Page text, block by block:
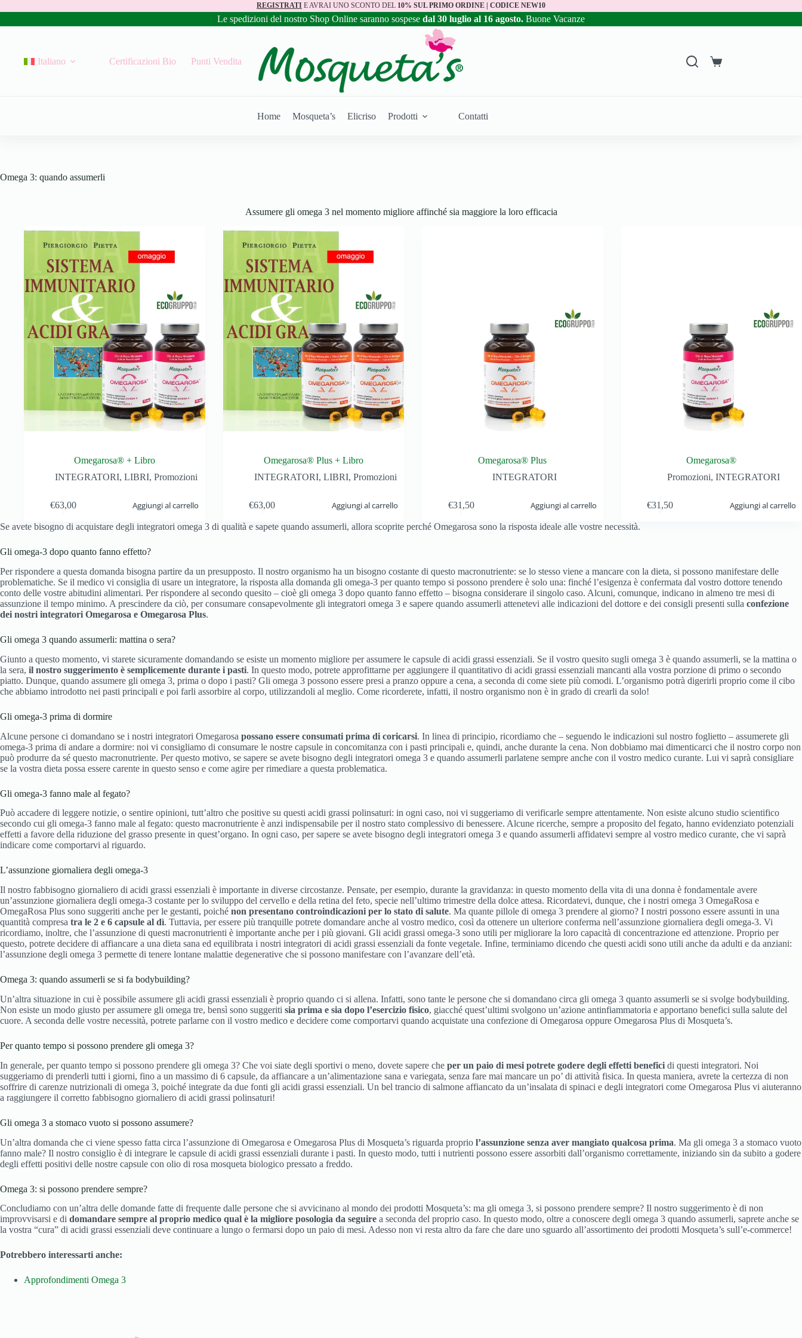
REGISTRATI E AVRAI UNO SCONTO DEL 10% SUL PRIMO ORDINE | CODICE NEW10
Le spedizioni del nostro Shop Online saranno sospese dal 30 luglio al 16 agosto. Buone Vacanze
Italiano Certificazioni Bio Punti Vendita
Home Mosqueta’s Elicriso Prodotti Contatti
Omega 3: quando assumerli
Assumere gli omega 3 nel momento migliore affinché sia maggiore la loro efficacia
Omegarosa® + Libro
INTEGRATORI,LIBRI,Promozioni
€63,00 Aggiungi al carrello
Omegarosa® Plus + Libro
INTEGRATORI, LIBRI, Promozioni
€63,00 Aggiungi al carrello
Omegarosa® Plus
INTEGRATORI
€31,50 Aggiungi al carrello
Omegarosa®
Promozioni, INTEGRATORI
€31,50 Aggiungi al carrello
Se avete bisogno di acquistare degli integratori omega 3 di qualità e sapete quando assumerli, allora scoprite perché Omegarosa sono la risposta ideale alle vostre necessità.
Gli omega-3 dopo quanto fanno effetto?
Per rispondere a questa domanda bisogna partire da un presupposto. Il nostro organismo ha un bisogno costante di questo macronutriente: se lo stesso viene a mancare con la dieta, si possono manifestare delle
problematiche. Se il medico vi consiglia di usare un integratore, la risposta alla domanda gli omega-3 per quanto tempo si possono prendere è solo una: finché l’esigenza è confermata dal vostro dottore tenendo
conto delle vostre abitudini alimentari. Per rispondere al secondo quesito – cioè gli omega 3 dopo quanto fanno effetto – bisogna considerare il singolo caso. Alcuni, comunque, indicano in almeno tre mesi di
assunzione il tempo minimo. A prescindere da ciò, per consumare consapevolmente gli integratori omega 3 e sapere quando assumerli attenetevi alle indicazioni del dottore e dei consigli presenti sulla confezione
dei nostri integratori Omegarosa e Omegarosa Plus.
Gli omega 3 quando assumerli: mattina o sera?
Giunto a questo momento, vi starete sicuramente domandando se esiste un momento migliore per assumere le capsule di acidi grassi essenziali. Se il vostro quesito sugli omega 3 è quando assumerli, se la mattina o
la sera, il nostro suggerimento è semplicemente durante i pasti. In questo modo, potrete approfittarne per aggiungere il quantitativo di acidi grassi essenziali mancanti alla vostra porzione di primo o secondo
piatto. Dunque, quando assumere gli omega 3, prima o dopo i pasti? Gli omega 3 possono essere presi a pranzo oppure a cena, a seconda di come siete più comodi. L’organismo potrà digerirli proprio come il cibo
che abbiamo introdotto nei pasti principali e poi farli assorbire al corpo, utilizzandoli al meglio. Come ricorderete, infatti, il nostro organismo non è in grado di crearli da solo!
Gli omega-3 prima di dormire
Alcune persone ci domandano se i nostri integratori Omegarosa possano essere consumati prima di coricarsi. In linea di principio, ricordiamo che – seguendo le indicazioni sul nostro foglietto – assumerete gli
omega-3 prima di andare a dormire: noi vi consigliamo di consumare le nostre capsule in concomitanza con i pasti principali e, quindi, anche durante la cena. Non dobbiamo mai dimenticarci che il nostro corpo non
può produrre da sé questo macronutriente. Per questo motivo, se sapere se avete bisogno degli integratori omega 3 e quando assumerli parlatene sempre anche con il vostro medico curante. Lui vi saprà consigliare
se la vostra dieta possa essere carente in questo senso e come agire per rimediare a questa problematica.
Gli omega-3 fanno male al fegato?
Può accadere di leggere notizie, o sentire opinioni, tutt’altro che positive su questi acidi grassi polinsaturi: in ogni caso, noi vi suggeriamo di verificarle sempre attentamente. Non esiste alcuno studio scientifico
secondo cui gli omega-3 fanno male al fegato: questo macronutriente è anzi indispensabile per il nostro stato complessivo di benessere. Alcune ricerche, sempre a proposito del fegato, hanno evidenziato potenziali
effetti a favore della riduzione del grasso presente in quest’organo. In ogni caso, per sapere se avete bisogno degli integratori omega 3 e quando assumerli affidatevi sempre al vostro medico curante, che vi saprà
indicare come comportarvi al riguardo.
L’assunzione giornaliera degli omega-3
Il nostro fabbisogno giornaliero di acidi grassi essenziali è importante in diverse circostanze. Pensate, per esempio, durante la gravidanza: in questo momento della vita di una donna è fondamentale avere
un’assunzione giornaliera degli omega-3 costante per lo sviluppo del cervello e della retina del feto, specie nell’ultimo trimestre della dolce attesa. Ricordatevi, dunque, che i nostri omega 3 OmegaRosa e
OmegaRosa Plus sono suggeriti anche per le gestanti, poiché non presentano controindicazioni per lo stato di salute. Ma quante pillole di omega 3 prendere al giorno? I nostri possono essere assunti in una
quantità compresa tra le 2 e 6 capsule al dì. Tuttavia, per essere più tranquille potrete domandare anche al vostro medico, così da ottenere un ulteriore conferma nell’assunzione giornaliera degli omega-3. Vi
ricordiamo, inoltre, che l’assunzione di questi macronutrienti è importante anche per i più giovani. Gli acidi grassi omega-3 sono utili per migliorare la loro capacità di concentrazione ed attenzione. Proprio per
questo, potrete decidere di affiancare a una dieta sana ed equilibrata i nostri integratori di acidi grassi essenziali da fonte vegetale. Infine, terminiamo dicendo che questi acidi sono utili anche da adulti e da anziani:
l’assunzione degli omega 3 permette di tenere lontane malattie degenerative che si possono manifestare con l’avanzare dell’età.
Omega 3: quando assumerli se si fa bodybuilding?
Un’altra situazione in cui è possibile assumere gli acidi grassi essenziali è proprio quando ci si allena. Infatti, sono tante le persone che si domandano circa gli omega 3 quanto assumerli se si svolge bodybuilding.
Non esiste un modo giusto per assumere gli omega tre, bensì sono suggeriti sia prima e sia dopo l’esercizio fisico, giacché quest’ultimi svolgono un’azione antinfiammatoria e apportano benefici sulla salute del
cuore. A seconda delle vostre necessità, potrete parlarne con il vostro medico e decidere come comportarvi quando acquistate una confezione di Omegarosa oppure Omegarosa Plus di Mosqueta’s.
Per quanto tempo si possono prendere gli omega 3?
In generale, per quanto tempo si possono prendere gli omega 3? Che voi siate degli sportivi o meno, dovete sapere che per un paio di mesi potrete godere degli effetti benefici di questi integratori. Noi
suggeriamo di prenderli tutti i giorni, fino a un massimo di 6 capsule, da affiancare a un’alimentazione sana e variegata, senza fare mai mancare un po’ di attività fisica. In questa maniera, avrete la certezza di non
soffrire di carenze nutrizionali di omega 3, poiché integrate da due fonti gli acidi grassi essenziali. Un bel trancio di salmone affiancato da un’insalata di spinaci e degli integratori come Omegarosa Plus vi aiuteranno
a raggiungere il corretto fabbisogno giornaliero di acidi grassi polinsaturi!
Gli omega 3 a stomaco vuoto si possono assumere?
Un’altra domanda che ci viene spesso fatta circa l’assunzione di Omegarosa e Omegarosa Plus di Mosqueta’s riguarda proprio l’assunzione senza aver mangiato qualcosa prima. Ma gli omega 3 a stomaco vuoto
fanno male? Il nostro consiglio è di integrare le capsule di acidi grassi essenziali durante i pasti. In questo modo, tutti i nutrienti possono essere assorbiti dall’organismo correttamente, iniziando sin da subito a godere
degli effetti positivi delle nostre capsule con olio di rosa mosqueta biologico pressato a freddo.
Omega 3: si possono prendere sempre?
Concludiamo con un’altra delle domande fatte di frequente dalle persone che si avvicinano al mondo dei prodotti Mosqueta’s: ma gli omega 3, si possono prendere sempre? Il nostro suggerimento è di non
improvvisarsi e di domandare sempre al proprio medico qual è la migliore posologia da seguire a seconda del proprio caso. In questo modo, oltre a conoscere degli omega 3 quando assumerli, saprete anche se
la vostra “cura” di acidi grassi essenziali deve continuare a lungo o fermarsi dopo un paio di mesi. Adesso non vi resta altro da fare che dare uno sguardo all’assortimento dei prodotti Mosqueta’s sull’e-commerce!
Potrebbero interessarti anche:
Approfondimenti Omega 3